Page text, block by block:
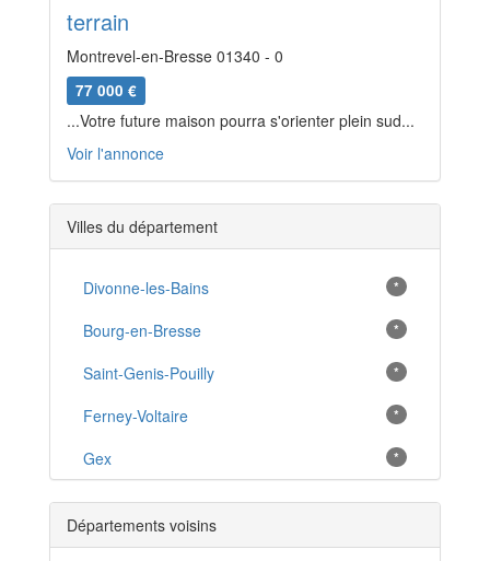
terrain
Montrevel-en-Bresse 01340 - 0
77 000 €
...Votre future maison pourra s'orienter plein sud...
Voir l'annonce
Villes du département
Divonne-les-Bains *
Bourg-en-Bresse *
Saint-Genis-Pouilly *
Ferney-Voltaire *
Gex *
Oyonnax *
Prévessin-Moëns *
Départements voisins